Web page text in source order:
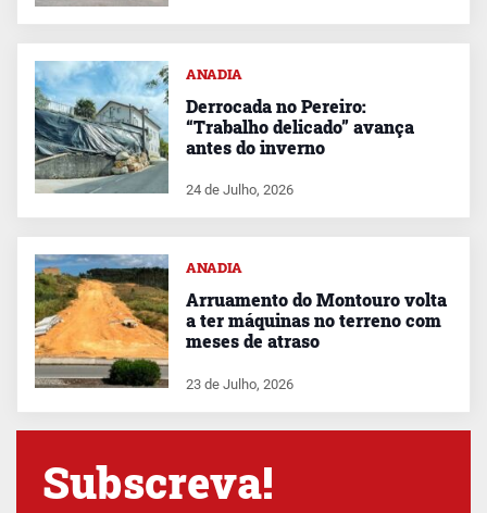
ANADIA
Derrocada no Pereiro:
“Trabalho delicado” avança
antes do inverno
24 de Julho, 2026
ANADIA
Arruamento do Montouro volta
a ter máquinas no terreno com
meses de atraso
23 de Julho, 2026
Subscreva!